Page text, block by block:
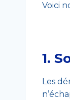
Voici
1.
Les